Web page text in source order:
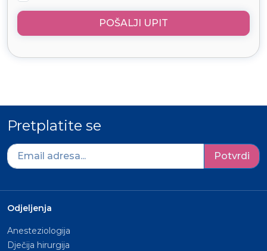
POŠALJI UPIT
Pretplatite se
Potvrdi
Odjeljenja
Anesteziologija
Dječija hirurgija